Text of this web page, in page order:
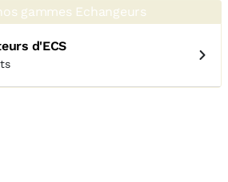
gammes Echangeurs
d'ECS